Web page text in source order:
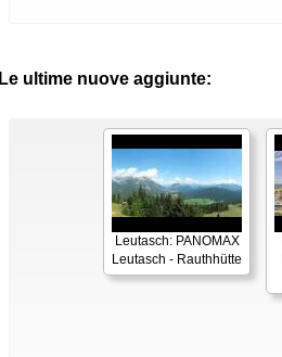
Le ultime nuove aggiunte:
Leutasch: PANOMAX
Leutasch - Rauthhütte